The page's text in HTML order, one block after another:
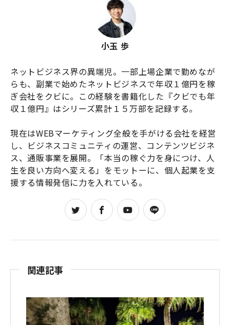
小玉 歩
ネットビジネス界の異端児。一部上場企業で勤めなが
らも、副業で始めたネットビジネスで年収１億円を稼
ぎ会社をクビに。この経験を書籍化した『クビでも年
収１億円』はシリーズ累計１５万部を記録する。
現在はWEBマーケティング全般を手がける会社を経営
し、ビジネスコミュニティの運営、コンテンツビジネ
ス、通販事業を展開。「本当の稼ぐ力を身につけ、人
生を良い方向へ変える」をモットーに、個人起業を支
援する情報発信に力を入れている。
関連記事